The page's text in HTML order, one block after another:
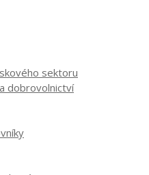
sektoru
dobrovolnictví